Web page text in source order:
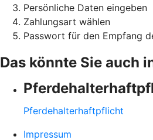
Persönliche Daten eingeben
Zahlungsart wählen
Passwort für den Empfang
Das könnte Sie auch
Pferdehalter­haftpflicht
Impressum